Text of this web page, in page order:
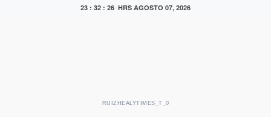
23 : 32 : 27 HRS AGOSTO 07, 2026
RUIZHEALYTIMES_T_0